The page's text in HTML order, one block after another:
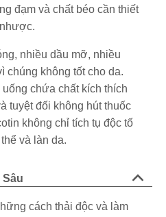
đạm và chất béo cần thiết
nhiều dầu mỡ, nhiều
chúng không tốt cho da.
chứa chất kích thích
tuyệt đối không hút thuốc
không chỉ tích tụ độc tố
và làn da.
cách thải độc và làm